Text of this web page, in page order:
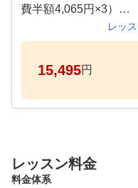
費半額4,065円×3）
・週1回、月4回
●打席ではトップトレ
をもとに効率よく練習
義があります。
※施設利用料込
レッ
15,495円
レッスン料金
料金体系